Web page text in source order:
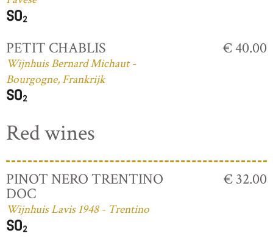
PETIT CHABLIS
Wijnhuis Bernard Michaut -
Bourgogne, Frankrijk
€ 40.00
Red wines
PINOT NERO TRENTINO
DOC
Wijnhuis Lavis 1948 - Trentino
€ 32.00